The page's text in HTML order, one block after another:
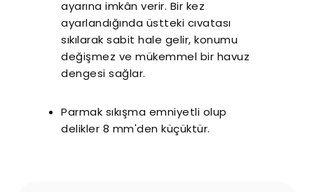
ayarına imkân verir. Bir kez
ayarlandığında üstteki cıvatası
sıkılarak sabit hale gelir, konumu
değişmez ve mükemmel bir havuz
dengesi sağlar.
Parmak sıkışma emniyetli olup
delikler 8 mm'den küçüktür.